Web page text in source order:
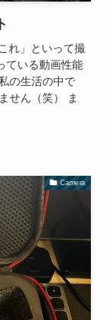
れ」といって撮
ている動画性能
の生活の中で
せん（笑） ま
Camera